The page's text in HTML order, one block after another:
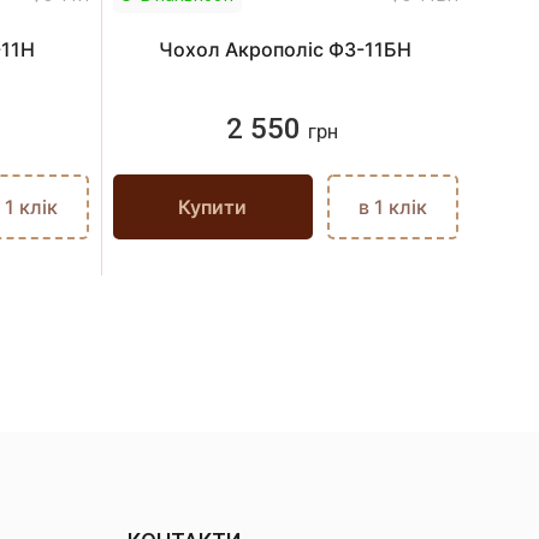
1 клік
Чохол Акрополіс Ф3-11БН
2 550 грн
Купити в 1 клік